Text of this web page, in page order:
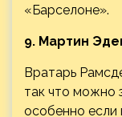
«Барселоне».
9. Мартин
Вратарь
так что можно
особенно если